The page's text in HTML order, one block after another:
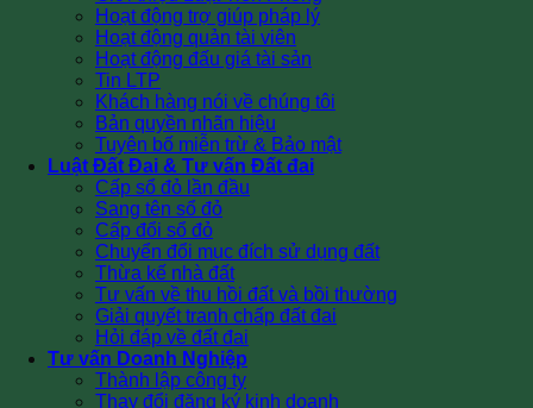
Hoạt động trợ giúp pháp lý
Hoạt động quản tài viên
Hoạt động đấu giá tài sản
Tin LTP
Khách hàng nói về chúng tôi
Bản quyền nhãn hiệu
Tuyên bố miễn trừ & Bảo mật
Luật Đất Đai & Tư vấn Đất đai
Cấp sổ đỏ lần đầu
Sang tên sổ đỏ
Cấp đổi sổ đỏ
Chuyển đổi mục đích sử dụng đất
Thừa kế nhà đất
Tư vấn về thu hồi đất và bồi thường
Giải quyết tranh chấp đất đai
Hỏi đáp về đất đai
Tư vấn Doanh Nghiệp
Thành lập công ty
Thay đổi đăng ký kinh doanh